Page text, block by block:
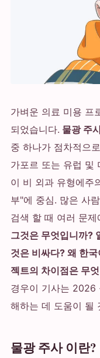
가벼운 의료 미용 프
되었습니다. 물광 주
중 하나가 점차적으
가포르 또는 유럽 및
이 비 외과 유형에주
부"에 중심. 많은 사
검색 할 때 여러 문
그것은 무엇입니까?
것은 비싸다? 왜 한
젝트의 차이점은 무
경우이 기사는 2026
해하는 데 도움이 될
물광 주사 이란?